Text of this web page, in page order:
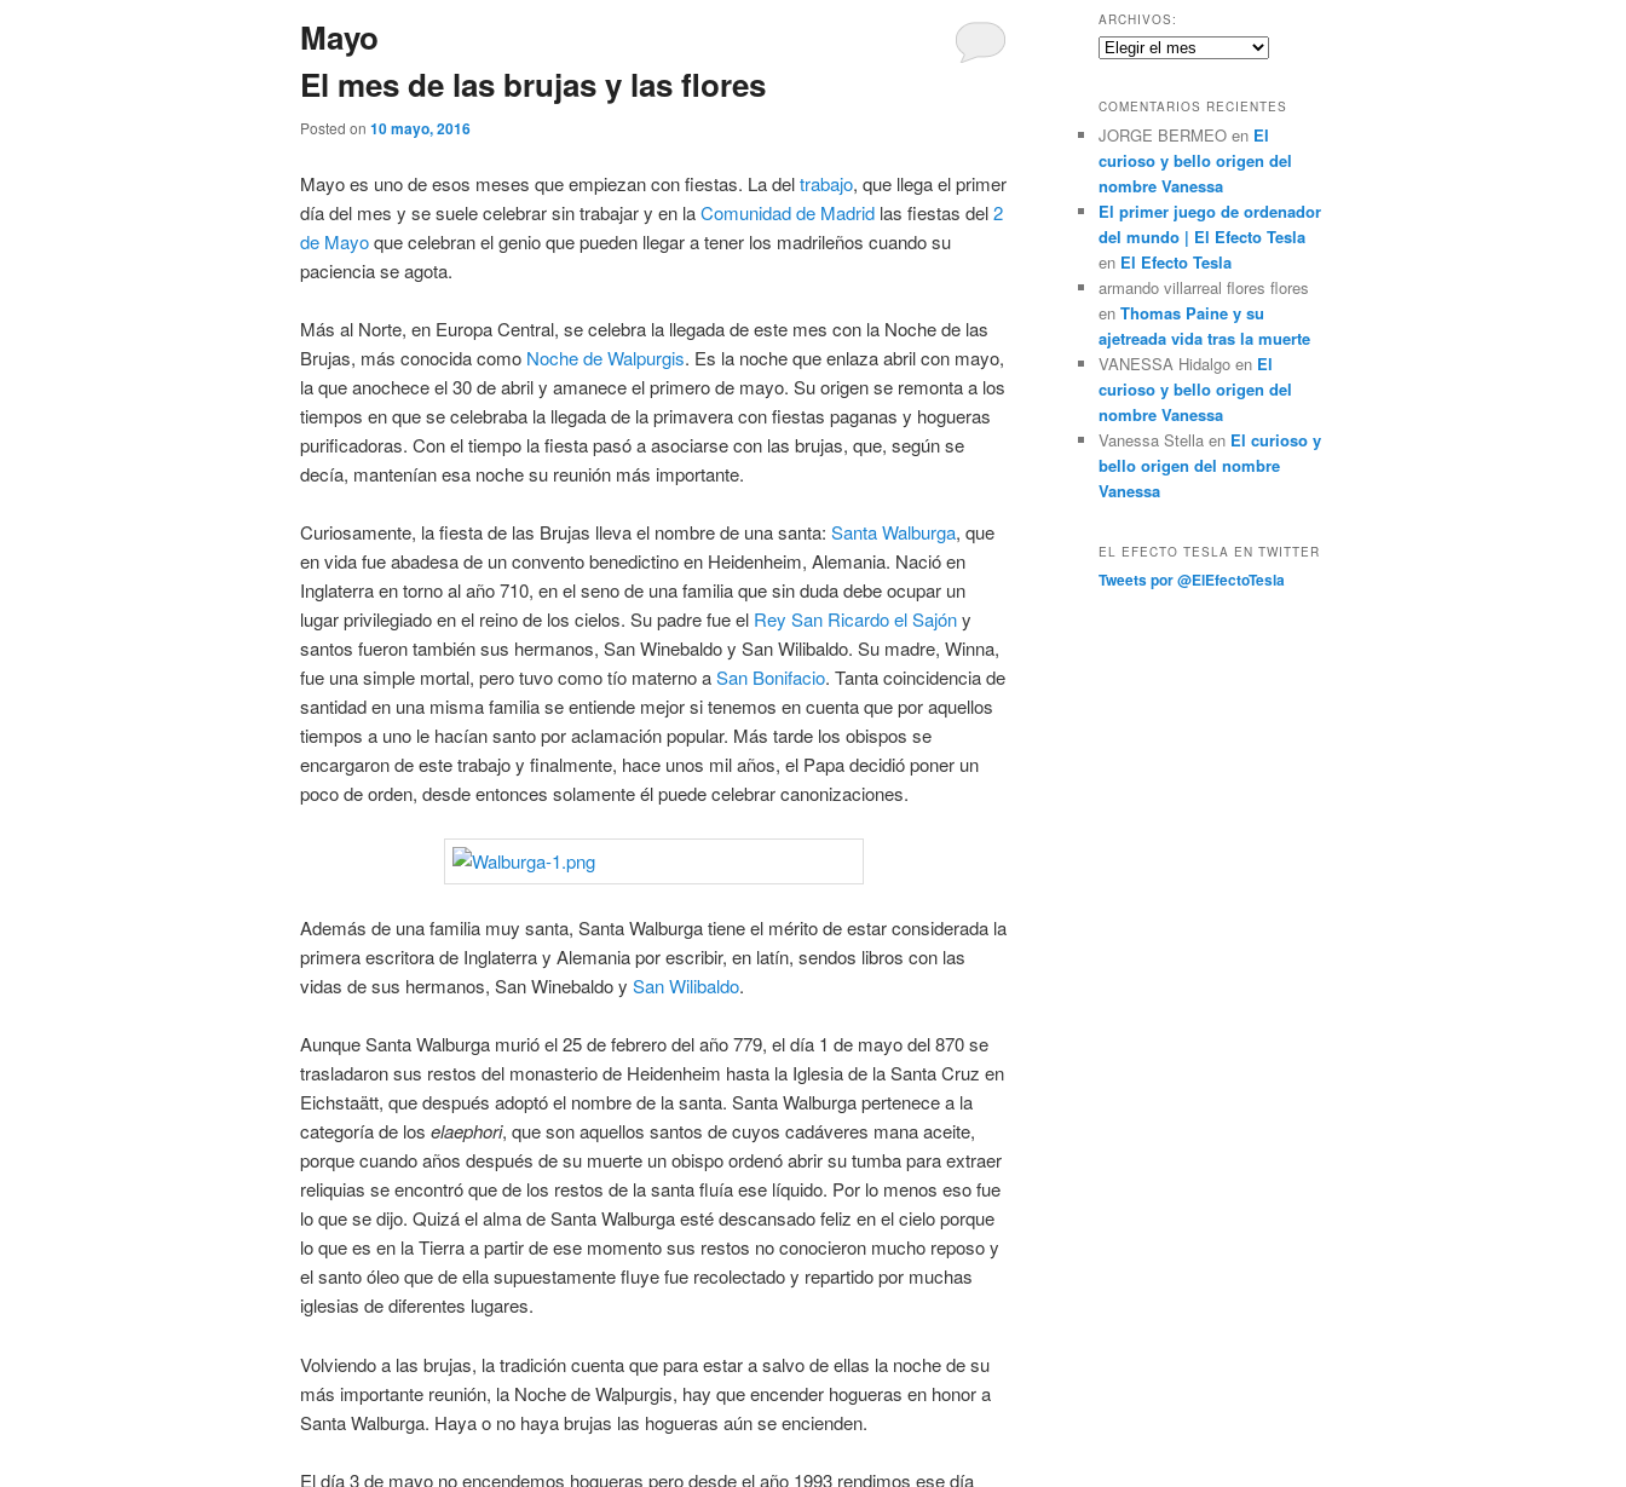
Mayo
El mes de las brujas y las flores
Posted on 10 mayo, 2016
Mayo es uno de esos meses que empiezan con fiestas. La deltrabajo, que llega el primer
día del mes y se suele celebrar sin trabajar y en laComunidad de Madrid las fiestas del2
de Mayoque celebran el genio que pueden llegar a tener los madrileños cuando su
paciencia se agota.
Más al Norte, en Europa Central, se celebra la llegada de este mes con la Noche de las
Brujas, más conocida como Noche de Walpurgis. Es la noche que enlaza abril con mayo,
la que anochece el 30 de abril y amanece el primero de mayo. Su origen se remonta a los
tiempos en que se celebraba la llegada de la primavera con fiestas paganas y hogueras
purificadoras. Con el tiempo la fiesta pasó a asociarse con las brujas, que, según se
decía, mantenían esa noche su reunión más importante.
Curiosamente, la fiesta de las Brujas lleva el nombre de una santa: Santa Walburga, que
en vida fue abadesa de un convento benedictino en Heidenheim, Alemania. Nació en
Inglaterra en torno al año 710, en el seno de una familia que sin duda debe ocupar un
lugar privilegiado en el reino de los cielos. Su padre fue el Rey San Ricardo el Sajóny
santos fueron también sus hermanos, San Winebaldo y San Wilibaldo. Su madre, Winna,
fue una simple mortal, pero tuvo como tío materno aSan Bonifacio. Tanta coincidencia de
santidad en una misma familia se entiende mejor si tenemos en cuenta que por aquellos
tiempos a uno le hacían santo por aclamación popular. Más tarde los obispos se
encargaron de este trabajo y finalmente, hace unos mil años, el Papa decidió poner un
poco de orden, desde entonces solamente él puede celebrar canonizaciones.
Además de una familia muy santa, Santa Walburga tiene el mérito de estar considerada la
primera escritora de Inglaterra y Alemania por escribir, en latín, sendos libros con las
vidas de sus hermanos, San Winebaldo y San Wilibaldo.
Aunque Santa Walburga murió el 25 de febrero del año 779, el día 1 de mayo del 870 se
trasladaron sus restos del monasterio de Heidenheim hasta la Iglesia de la Santa Cruz en
Eichstaätt, que después adoptó el nombre de la santa. Santa Walburga pertenece a la
categoría de los elaephori, que son aquellos santos de cuyos cadáveres mana aceite,
porque cuando años después de su muerte un obispo ordenó abrir su tumba para extraer
reliquias se encontró que de los restos de la santa fluía ese líquido. Por lo menos eso fue
lo que se dijo. Quizá el alma de Santa Walburga esté descansado feliz en el cielo porque
lo que es en la Tierra a partir de ese momento sus restos no conocieron mucho reposo y
el santo óleo que de ella supuestamente fluye fue recolectado y repartido por muchas
iglesias de diferentes lugares.
Volviendo a las brujas, la tradición cuenta que para estar a salvo de ellas la noche de su
más importante reunión, la Noche de Walpurgis, hay que encender hogueras en honor a
Santa Walburga. Haya o no haya brujas las hogueras aún se encienden.
El día 3 de mayo no encendemos hogueras pero desde el año 1993 rendimos ese día
c
a
r
ARCHIVOS:
Archivos:
COMENTARIOS RECIENTES
JORGE BERMEO en El
curioso y bello origen del
nombre Vanessa
El primer juego de ordenador
del mundo | El Efecto Tesla
en El Efecto Tesla
armando villarreal flores flores
en Thomas Paine y su
ajetreada vida tras la muerte
VANESSA Hidalgo en El
curioso y bello origen del
nombre Vanessa
Vanessa Stella en El curioso y
bello origen del nombre
Vanessa
EL EFECTO TESLA EN TWITTER
Tweets por @ElEfectoTesla